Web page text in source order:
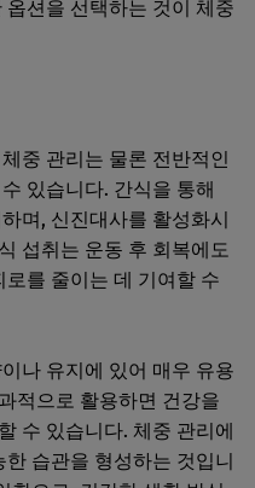
션을 선택하는 것이 체중
중 관리는 물론 전반적인
있습니다. 간식을 통해
며, 신진대사를 활성화시
섭취는 운동 후 회복에도
를 줄이는 데 기여할 수
나 유지에 있어 매우 유용
적으로 활용하면 건강을
수 있습니다. 체중 관리에
습관을 형성하는 것입니